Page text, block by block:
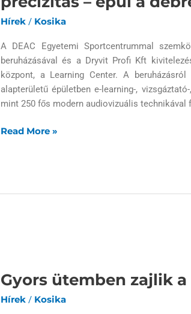
Hírek / Kosika
A DEAC Egyetemi Sportcentrummal
beruházásával és a Dryvit Profi Kft
központ, a Learning Center. A
alapterületű épületben e-learning-,
mint 250 fős modern audiovizuális
Read More »
Gyors ütemben zajlik
Hírek / Kosika
zajlik
munka